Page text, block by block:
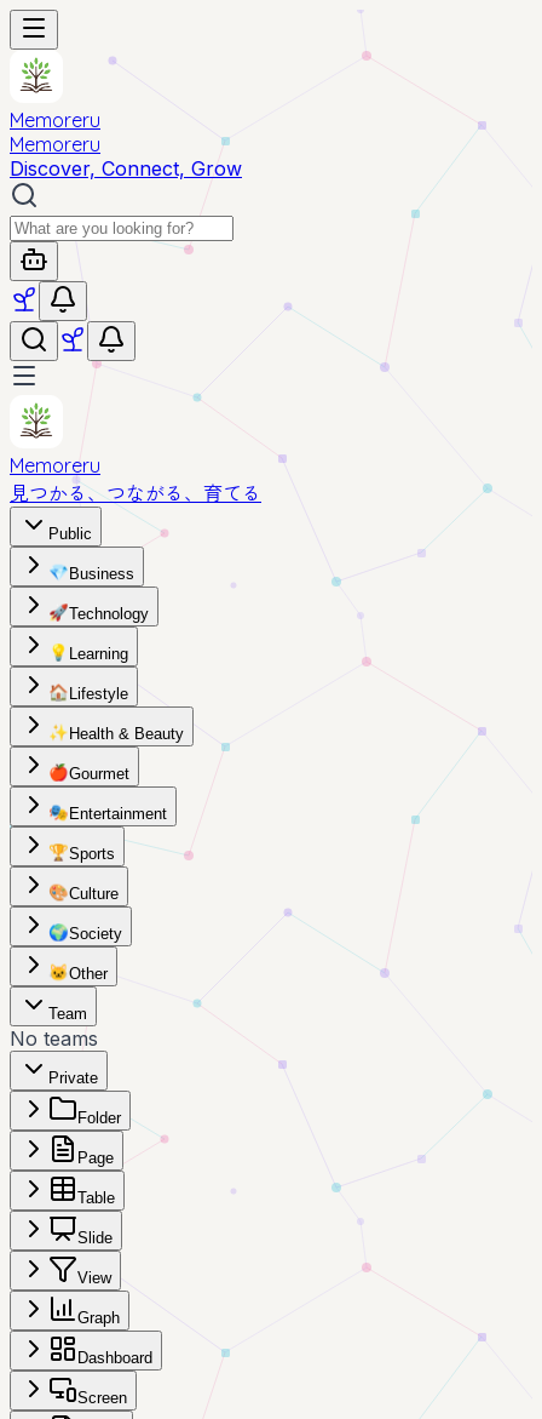
Memoreru
Memoreru
Discover, Connect, Grow
Memoreru
見つかる、つながる、育てる
Public
💎 Business
🚀Technology
💡 Learning
🏠 Lifestyle
✨ Health & Beauty
🍎Gourmet
🎭 Entertainment
🏆Sports
🎨Culture
🌍Society
🐱Other
Team
No teams
Private
Folder
Page
Table
Slide
View
Graph
Dashboard
Screen